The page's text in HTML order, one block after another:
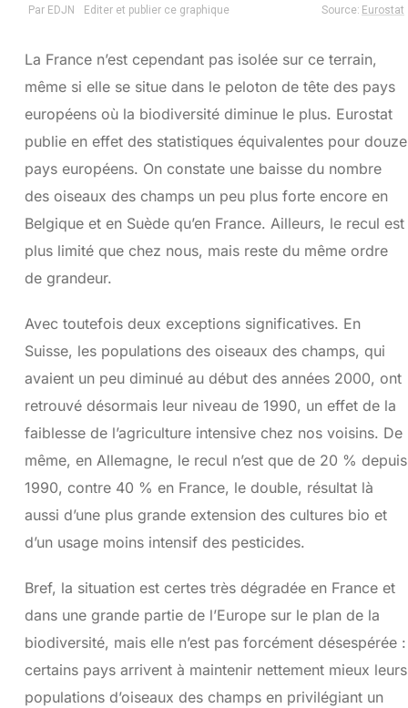
La France n’est cependant pas isolée sur ce terrain,
même si elle se situe dans le peloton de tête des pays
européens où la biodiversité diminue le plus. Eurostat
publie en effet des statistiques équivalentes pour douze
pays européens. On constate une baisse du nombre
des oiseaux des champs un peu plus forte encore en
Belgique et en Suède qu’en France. Ailleurs, le recul est
plus limité que chez nous, mais reste du même ordre
de grandeur.
Avec toutefois deux exceptions significatives. En
Suisse, les populations des oiseaux des champs, qui
avaient un peu diminué au début des années 2000, ont
retrouvé désormais leur niveau de 1990, un effet de la
faiblesse de l’agriculture intensive chez nos voisins. De
même, en Allemagne, le recul n’est que de 20 % depuis
1990, contre 40 % en France, le double, résultat là
aussi d’une plus grande extension des cultures bio et
d’un usage moins intensif des pesticides.
Bref, la situation est certes très dégradée en France et
dans une grande partie de l’Europe sur le plan de la
biodiversité, mais elle n’est pas forcément désespérée :
certains pays arrivent à maintenir nettement mieux leurs
populations d’oiseaux des champs en privilégiant un